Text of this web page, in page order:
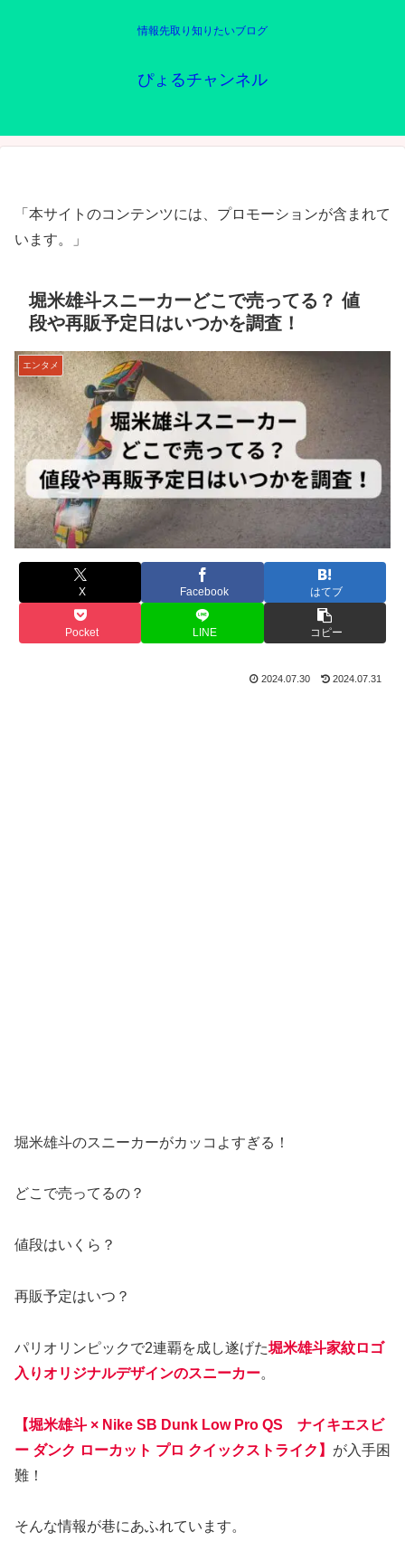
情報先取り知りたいブログ
ぴょるチャンネル
「本サイトのコンテンツには、プロモーションが含まれて
います。」
堀米雄斗スニーカーどこで売ってる？ 値
段や再販予定日はいつかを調査！
エンタメ
X Facebook はてブ
Pocket LINE コピー
2024.07.30 2024.07.31
堀米雄斗のスニーカーがカッコよすぎる！
どこで売ってるの？
値段はいくら？
再販予定はいつ？
パリオリンピックで2連覇を成し遂げた堀米雄斗家紋ロゴ
入りオリジナルデザインのスニーカー。
【堀米雄斗 × Nike SB Dunk Low Pro QS ナイキエスビ
ー ダンク ローカット プロ クイックストライク】 が入手困
難！
そんな情報が巷にあふれています。